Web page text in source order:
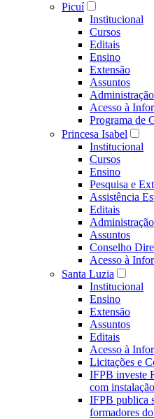
Picuí
Institucional
Cursos
Editais
Ensino
Extensão
Assuntos
Administração
Acesso à
Programa de
Princesa Isabel
Institucional
Cursos
Ensino
Pesquisa e
Assistência
Editais
Administração
Assuntos
Conselho
Acesso à
Santa Luzia
Institucional
Ensino
Extensão
Assuntos
Editais
Acesso à
Licitações e
IFPB investe
com
IFPB publica
formadores